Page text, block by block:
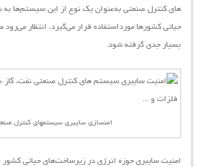
‌های کنترل صنعتی به‌عنوان یک نوع از این سیستم‌ها
حیاتی کشورها مورداستفاده قرار می‌گیرد، انتظار
بسیار جدی گرفته شود.
امنسازی سایبری سیستمهای کنترل
امنیت سایبری حوزه انرژی در زیرساخت‌های حیاتی